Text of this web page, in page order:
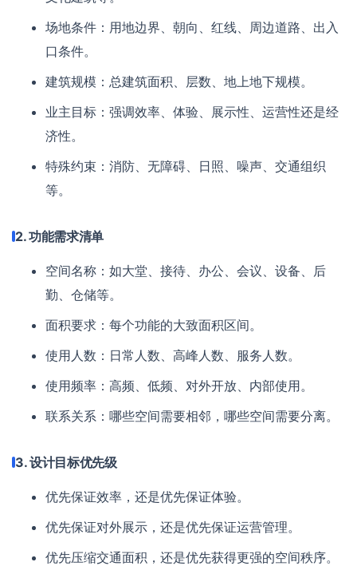
场地条件：用地边界、朝向、红线、周边道路、出入
口条件。
建筑规模：总建筑面积、层数、地上地下规模。
业主目标：强调效率、体验、展示性、运营性还是经
济性。
特殊约束：消防、无障碍、日照、噪声、交通组织
等。
2. 功能需求清单
空间名称：如大堂、接待、办公、会议、设备、后
勤、仓储等。
面积要求：每个功能的大致面积区间。
使用人数：日常人数、高峰人数、服务人数。
使用频率：高频、低频、对外开放、内部使用。
联系关系：哪些空间需要相邻，哪些空间需要分离。
3. 设计目标优先级
优先保证效率，还是优先保证体验。
优先保证对外展示，还是优先保证运营管理。
优先压缩交通面积，还是优先获得更强的空间秩序。